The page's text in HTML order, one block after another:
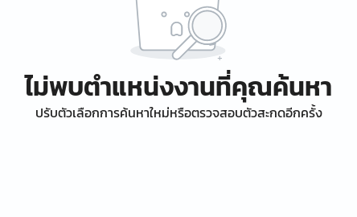
ไม่พบตำแหน่งงานที่คุณค้นหา
ปรับตัวเลือกการค้นหาใหม่หรือตรวจสอบตัวสะกดอีกครั้ง